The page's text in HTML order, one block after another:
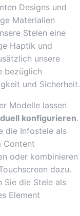
Designs und
Materialien
Stelen eine
Haptik und
unsere
bezüglich
und Sicherheit.
Modelle lassen
konfigurieren.
die Infostele als
Content
oder kombinieren
dazu.
Sie die Stele als
Element